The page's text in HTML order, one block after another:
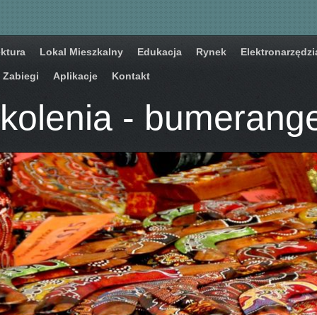
Lokal Mieszkalny Edukacja Rynek
Zabiegi Aplikacje Kontakt
-